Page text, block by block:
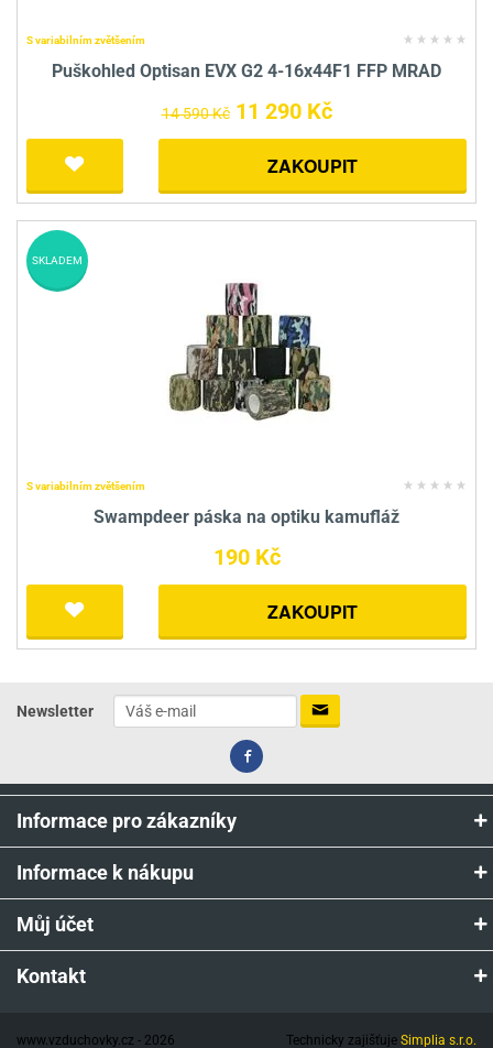
S variabilním zvětšením
Puškohled Optisan EVX G2 4-16x44F1 FFP MRAD
14 590 Kč 11 290 Kč
ZAKOUPIT
S variabilním zvětšením
Swampdeer páska na optiku kamufláž
190 Kč
ZAKOUPIT
SKLADEM
Newsletter
Informace pro zákazníky
Informace k nákupu
Můj účet
Kontakt
Technicky zajišťuje Simplia s.r.o.
www.vzduchovky.cz - 2026